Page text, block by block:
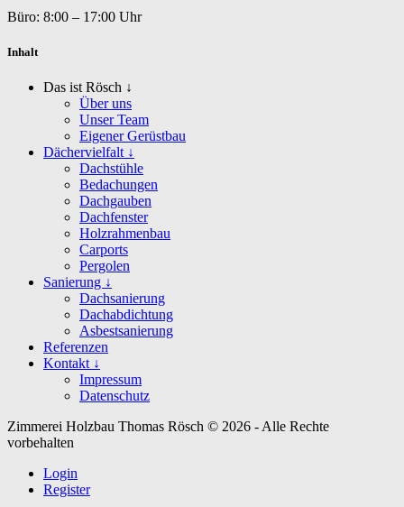
Büro: 8:00 – 17:00 Uhr
Inhalt
Das ist Rösch ↓
Über uns
Unser Team
Eigener Gerüstbau
Dächervielfalt ↓
Dachstühle
Bedachungen
Dachgauben
Dachfenster
Holzrahmenbau
Carports
Pergolen
Sanierung ↓
Dachsanierung
Dachabdichtung
Asbestsanierung
Referenzen
Kontakt ↓
Impressum
Datenschutz
Zimmerei Holzbau Thomas Rösch © 2026 - Alle Rechte
vorbehalten
Login
Register